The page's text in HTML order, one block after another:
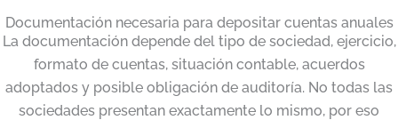
Documentación necesaria para depositar cuentas anuales
La documentación depende del tipo de sociedad, ejercicio,
formato de cuentas, situación contable, acuerdos
adoptados y posible obligación de auditoría. No todas las
sociedades presentan exactamente lo mismo, por eso